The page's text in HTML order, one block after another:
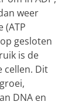
weer
(ATP
gesloten
is de
cellen. Dit
DNA en